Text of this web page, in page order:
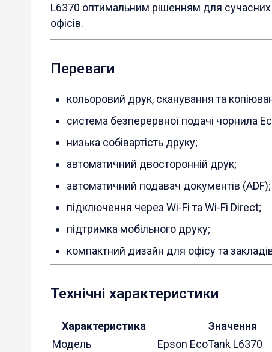
L6370 оптимальним рішенням для сучасних
офісів.
Переваги
кольоровий друк, сканування та
система безперервної подачі чорнила
низька собівартість друку;
автоматичний двосторонній друк;
автоматичний подавач документів (ADF);
підключення через Wi-Fi та Wi-Fi Direct;
підтримка мобільного друку;
компактний дизайн для офісу та
Технічні характеристики
Характеристика
Значення
Модель
Epson EcoTank L6370